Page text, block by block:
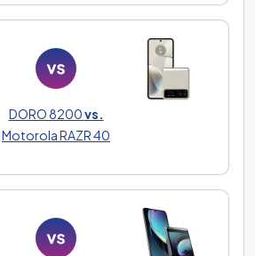
DORO 8200vs.
Motorola RAZR 40